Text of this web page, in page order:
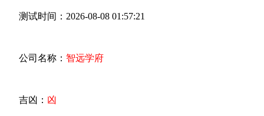
测试时间：2026-08-08 01:57:21
公司名称： 智远学府
吉凶： 凶